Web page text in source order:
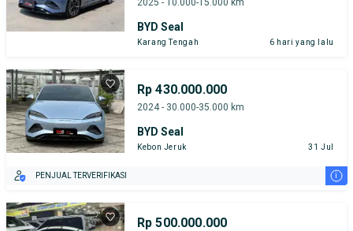
BYD Seal
Karang Tengah 6 hari yang lalu
Rp 430.000.000
2024 - 30.000-35.000 km
BYD Seal
Kebon Jeruk 31 Jul
PENJUAL TERVERIFIKASI i
Rp 500.000.000